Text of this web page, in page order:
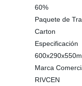
60%
Paquete de
Carton
Especificación
Marca
RIVCEN